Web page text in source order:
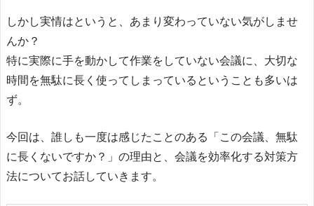
しかし実情はというと、あまり変わっていない気がしませ
んか？
特に実際に手を動かして作業をしていない会議に、大切な
時間を無駄に長く使ってしまっているということも多いは
ず。
今回は、誰しも一度は感じたことのある「この会議、無駄
に長くないですか？」の理由と、会議を効率化する対策方
法についてお話していきます。